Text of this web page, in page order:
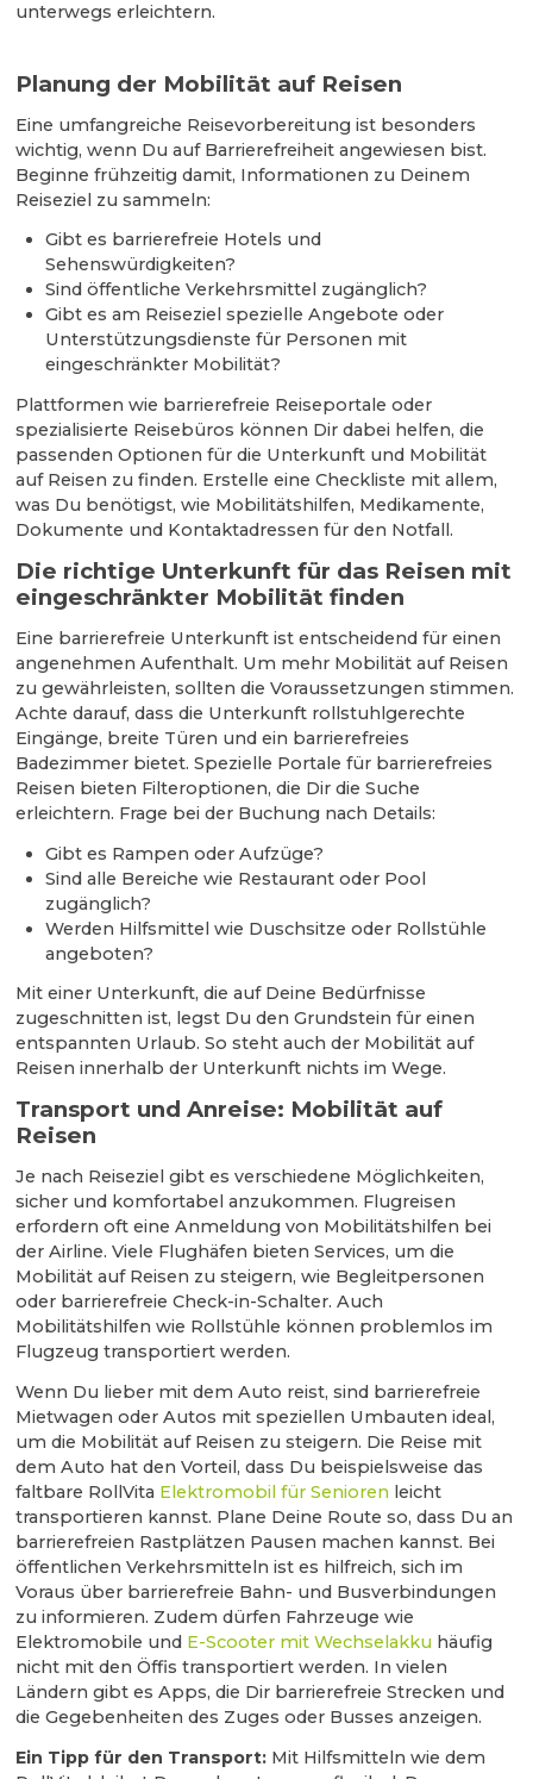
unterwegs erleichtern.
Planung der Mobilität auf Reisen
Eine umfangreiche Reisevorbereitung ist besonders
wichtig, wenn Du auf Barrierefreiheit angewiesen bist.
Beginne frühzeitig damit, Informationen zu Deinem
Reiseziel zu sammeln:
Gibt es barrierefreie Hotels und
Sehenswürdigkeiten?
Sind öffentliche Verkehrsmittel zugänglich?
Gibt es am Reiseziel spezielle Angebote oder
Unterstützungsdienste für Personen mit
eingeschränkter Mobilität?
Plattformen wie barrierefreie Reiseportale oder
spezialisierte Reisebüros können Dir dabei helfen, die
passenden Optionen für die Unterkunft und Mobilität
auf Reisen zu finden. Erstelle eine Checkliste mit allem,
was Du benötigst, wie Mobilitätshilfen, Medikamente,
Dokumente und Kontaktadressen für den Notfall.
Die richtige Unterkunft für das Reisen mit
eingeschränkter Mobilität finden
Eine barrierefreie Unterkunft ist entscheidend für einen
angenehmen Aufenthalt. Um mehr Mobilität auf Reisen
zu gewährleisten, sollten die Voraussetzungen stimmen.
Achte darauf, dass die Unterkunft rollstuhlgerechte
Eingänge, breite Türen und ein barrierefreies
Badezimmer bietet. Spezielle Portale für barrierefreies
Reisen bieten Filteroptionen, die Dir die Suche
erleichtern. Frage bei der Buchung nach Details:
Gibt es Rampen oder Aufzüge?
Sind alle Bereiche wie Restaurant oder Pool
zugänglich?
Werden Hilfsmittel wie Duschsitze oder Rollstühle
angeboten?
Mit einer Unterkunft, die auf Deine Bedürfnisse
zugeschnitten ist, legst Du den Grundstein für einen
entspannten Urlaub. So steht auch der Mobilität auf
Reisen innerhalb der Unterkunft nichts im Wege.
Transport und Anreise: Mobilität auf
Reisen
Je nach Reiseziel gibt es verschiedene Möglichkeiten,
sicher und komfortabel anzukommen. Flugreisen
erfordern oft eine Anmeldung von Mobilitätshilfen bei
der Airline. Viele Flughäfen bieten Services, um die
Mobilität auf Reisen zu steigern, wie Begleitpersonen
oder barrierefreie Check-in-Schalter. Auch
Mobilitätshilfen wie Rollstühle können problemlos im
Flugzeug transportiert werden.
Wenn Du lieber mit dem Auto reist, sind barrierefreie
Mietwagen oder Autos mit speziellen Umbauten ideal,
um die Mobilität auf Reisen zu steigern. Die Reise mit
dem Auto hat den Vorteil, dass Du beispielsweise das
faltbare RollVita Elektromobil für Senioren leicht
transportieren kannst. Plane Deine Route so, dass Du an
barrierefreien Rastplätzen Pausen machen kannst. Bei
öffentlichen Verkehrsmitteln ist es hilfreich, sich im
Voraus über barrierefreie Bahn- und Busverbindungen
zu informieren. Zudem dürfen Fahrzeuge wie
Elektromobile und E-Scooter mit Wechselakku häufig
nicht mit den Öffis transportiert werden. In vielen
Ländern gibt es Apps, die Dir barrierefreie Strecken und
die Gegebenheiten des Zuges oder Busses anzeigen.
Ein Tipp für den Transport:Mit Hilfsmitteln wie dem